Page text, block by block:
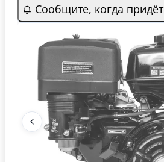
Сообщите, когда придёт